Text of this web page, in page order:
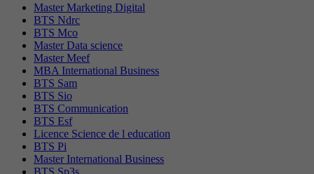
Master Marketing Digital
BTS Ndrc
BTS Mco
Master Data science
Master Meef
MBA International Business
BTS Sam
BTS Sio
BTS Communication
BTS Esf
Licence Science de l education
BTS Pi
Master International Business
BTS Sp3s